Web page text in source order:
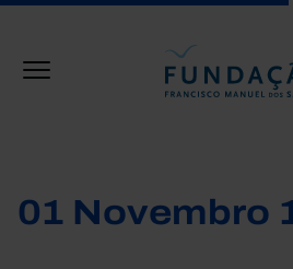
01 Novembro